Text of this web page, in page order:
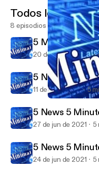
Minimal News
Todos los
8 episodios
5 Minutes
20 de ago de 2023
5 News 5
11 de jul de 2021 5
5 News 5
27 de jun de 2021 5
5 News 5
24 de jun de 2021 5